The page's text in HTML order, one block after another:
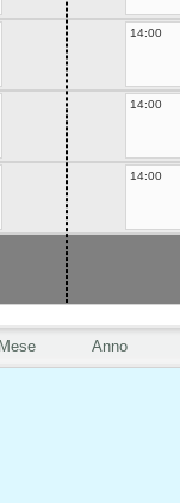
Anno
14:00
14:00
14:00